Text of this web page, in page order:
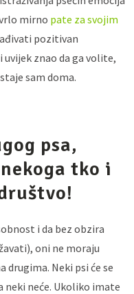
mirno pate za svojim
pozitivan
znao da ga volite,
sam doma.
psa,
tko i
i da bez obzira
oni ne moraju
Neki psi će se
neki neće. Ukoliko imate